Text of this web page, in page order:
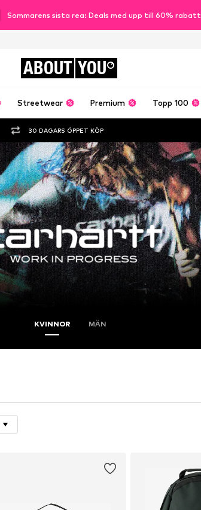
Sommarens sista rea: Deals med upp till 60% rabatt
ABOUT YOU
Streetwear Premium Topp 100
30 DAGARS ÖPPET KÖP
KVINNOR MÄN